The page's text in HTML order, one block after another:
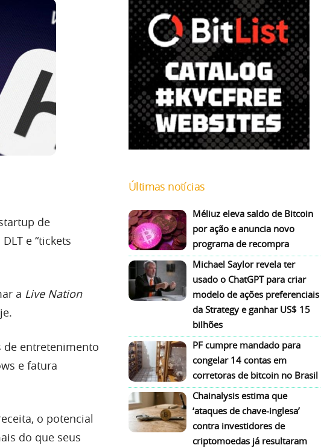
de
e “tickets
a Live Nation
de entretenimento
e fatura
o potencial
do que seus
Últimas notícias
Méliuz eleva saldo de Bitcoin
por ação e anuncia novo
programa de recompra
Michael Saylor revela ter
usado o ChatGPT para criar
modelo de ações preferenciais
da Strategy e ganhar US$ 15
bilhões
PF cumpre mandado para
congelar 14 contas em
corretoras de bitcoin no Brasil
Chainalysis estima que
‘ataques de chave-inglesa’
contra investidores de
criptomoedas já resultaram